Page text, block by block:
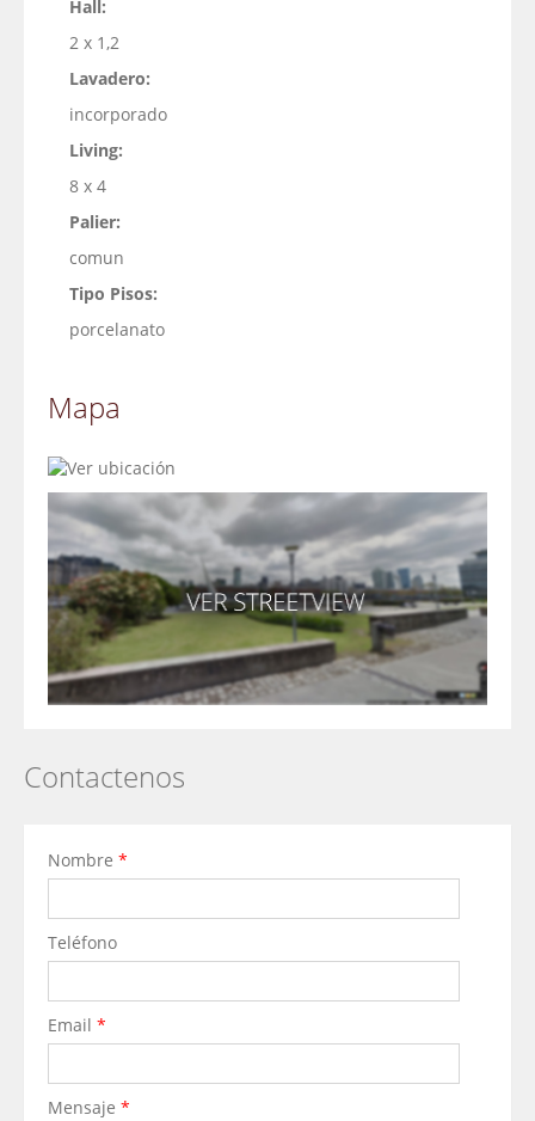
Hall:
2 x 1,2
Lavadero:
incorporado
Living:
8 x 4
Palier:
comun
Tipo Pisos:
porcelanato
Mapa
Contactenos
Nombre *
Teléfono
Email *
Mensaje *